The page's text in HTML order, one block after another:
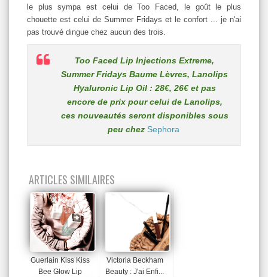
le plus sympa est celui de Too Faced, le goût le plus
chouette est celui de Summer Fridays et le confort ... je n'ai
pas trouvé dingue chez aucun des trois.
Too Faced Lip Injections Extreme,
Summer Fridays Baume Lèvres, Lanolips
Hyaluronic Lip Oil : 28€, 26€ et pas
encore de prix pour celui de Lanolips,
ces nouveautés seront disponibles sous
peu chez Sephora
ARTICLES SIMILAIRES
Guerlain Kiss Kiss
Bee Glow Lip
Victoria Beckham
Beauty : J'ai Enfi...